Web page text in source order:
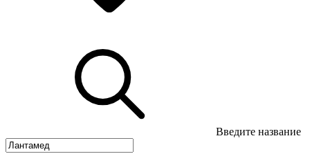
Введите название